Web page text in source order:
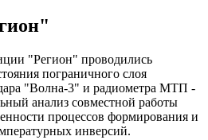
"Регион" проводились
пограничного слоя
"Волна-3" и радиометра МТП -
анализ совместной работы
процессов формирования и
инверсий.